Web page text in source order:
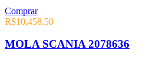
Comprar
R$10,458.50
MOLA SCANIA 2078636